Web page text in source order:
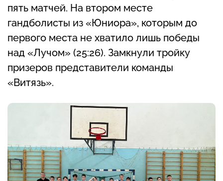
пять матчей. На втором месте
гандболисты из «Юниора», которым до
первого места не хватило лишь победы
над «Лучом» (25:26). Замкнули тройку
призеров представители команды
«Витязь».